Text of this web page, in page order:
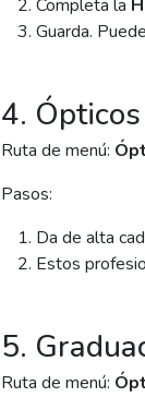
Completa la
Guarda.
4. Ópticos
Ruta de menú:
Pasos:
Da de alta
Estos
5.
Ruta de menú: